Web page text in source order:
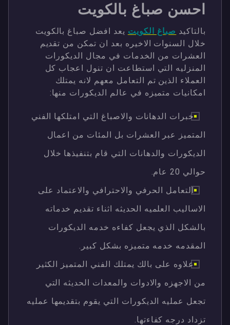
احسن صباغ بالكويت
بالتاكيدصباغ الكويتيعد افضل صباغ بالكويت
خلال السنوات الاخيره بعد ان تمكن من تقديم
العشرات من الخدمات في مجال الديكورات
المنزليه التي استطاعت ان تنول اعجاب كل
العملاء الذين تم التعامل معهم لانه يمتلك
امكانيات متميزه في عالم الديكورات منها:
خبرات الدهانات والاصباغ التي امتلكها الفني
المتميز عبر العشرات بل المئات من اعمال
الديكورات والدهانات التي قام بتنفيذها خلال
حوالي 20 عام.
التعامل الحرفي والاحترافي والاعتماد على
الاساليب العلميه الحديثه اثناء تقديم خدماته
بالشكل الذي يجعل كفاءه خدمه الديكورات
المقدمه خدمه متميزه بشكل كبير.
علاوه على بالك يمتلك الفني المتميز الكثير
من الاجهزه والادوات والمعدات الحديثه التي
تجعل عمليه الديكورات التي يقوم بتقديمها عمليه
تزداد درجه كفاءتها.